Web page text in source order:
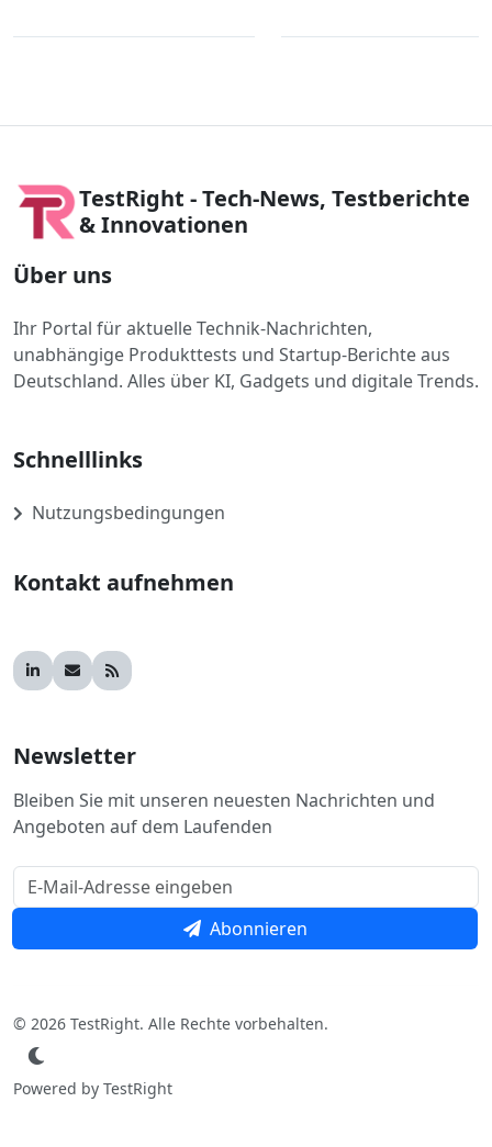
TestRight - Tech-News, Testberichte
& Innovationen
Über uns
Ihr Portal für aktuelle Technik-Nachrichten,
unabhängige Produkttests und Startup-Berichte aus
Deutschland. Alles über KI, Gadgets und digitale Trends.
Schnelllinks
Nutzungsbedingungen
Kontakt aufnehmen
Newsletter
Bleiben Sie mit unseren neuesten Nachrichten und
Angeboten auf dem Laufenden
Abonnieren
© 2026 TestRight. Alle Rechte vorbehalten.
Powered by TestRight